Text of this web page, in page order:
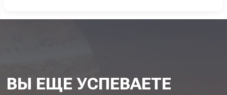
ВЫ ЕЩЕ УСПЕВАЕТЕ